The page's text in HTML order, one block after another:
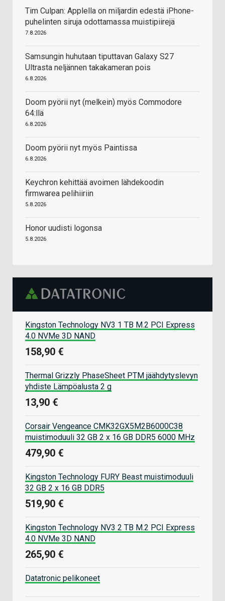
Tim Culpan: Applella on miljardin edestä iPhone-
puhelinten siruja odottamassa muistipiirejä
7.8.2026
Samsungin huhutaan tiputtavan Galaxy S27
Ultrasta neljännen takakameran pois
6.8.2026
Doom pyörii nyt (melkein) myös Commodore
64:llä
6.8.2026
Doom pyörii nyt myös Paintissa
6.8.2026
Keychron kehittää avoimen lähdekoodin
firmwarea pelihiiriin
5.8.2026
Honor uudisti logonsa
5.8.2026
Kingston Technology NV3 1 TB M.2 PCI Express
4.0 NVMe 3D NAND
158,90 €
Thermal Grizzly PhaseSheet PTM jäähdytyslevyn
yhdiste Lämpöalusta 2 g
13,90 €
Corsair Vengeance CMK32GX5M2B6000C38
muistimoduuli 32 GB 2 x 16 GB DDR5 6000 MHz
479,90 €
Kingston Technology FURY Beast muistimoduuli
32 GB 2 x 16 GB DDR5
519,90 €
Kingston Technology NV3 2 TB M.2 PCI Express
4.0 NVMe 3D NAND
265,90 €
Datatronic pelikoneet